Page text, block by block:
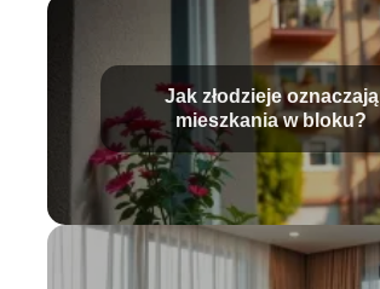
Jak złodzieje oznaczają
mieszkania w bloku?